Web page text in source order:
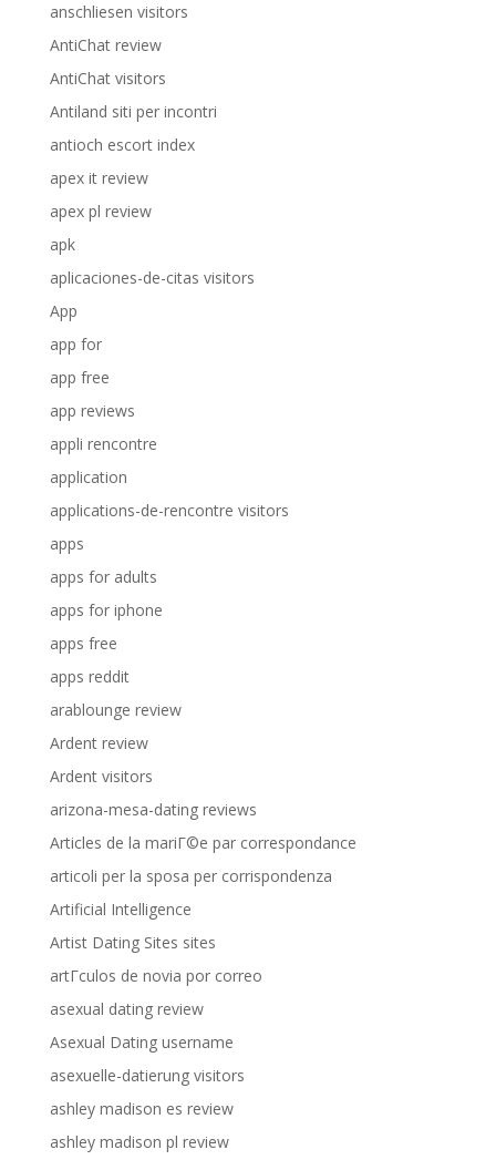
anschliesen visitors
AntiChat review
AntiChat visitors
Antiland siti per incontri
antioch escort index
apex it review
apex pl review
apk
aplicaciones-de-citas visitors
App
app for
app free
app reviews
appli rencontre
application
applications-de-rencontre visitors
apps
apps for adults
apps for iphone
apps free
apps reddit
arablounge review
Ardent review
Ardent visitors
arizona-mesa-dating reviews
Articles de la mariГ©e par correspondance
articoli per la sposa per corrispondenza
Artificial Intelligence
Artist Dating Sites sites
artГ­culos de novia por correo
asexual dating review
Asexual Dating username
asexuelle-datierung visitors
ashley madison es review
ashley madison pl review